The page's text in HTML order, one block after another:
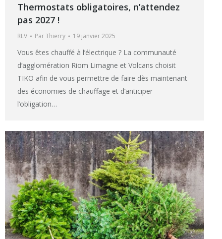
Thermostats obligatoires, n’attendez
pas 2027 !
RLV ParThierry 19 janvier 2025
Vous êtes chauffé à l’électrique ? La communauté
d’agglomération Riom Limagne et Volcans choisit
TIKO afin de vous permettre de faire dès maintenant
des économies de chauffage et d’anticiper
l’obligation…